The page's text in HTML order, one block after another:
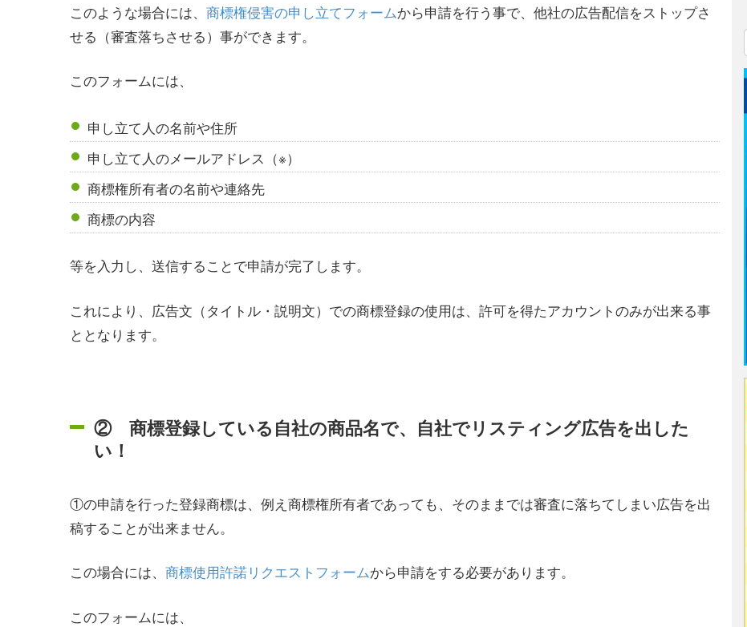
このような場合には、 商標権侵害の申し立てフォームから申請を行う事で、他社の広告配信をストップさ
せる（審査落ちさせる）事ができます。
このフォームには、
申し立て人の名前や住所
申し立て人のメールアドレス（※）
商標権所有者の名前や連絡先
商標の内容
等を入力し、送信することで申請が完了します。
これにより、広告文（タイトル・説明文）での商標登録の使用は、許可を得たアカウントのみが出来る事
ととなります。
② 商標登録している自社の商品名で、自社でリスティング広告を出した
い！
①の申請を行った登録商標は、例え商標権所有者であっても、そのままでは審査に落ちてしまい広告を出
稿することが出来ません。
この場合には、 商標使用許諾リクエストフォームから申請をする必要があります。
このフォームには、